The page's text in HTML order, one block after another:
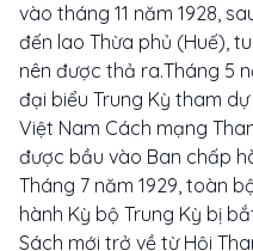
vào tháng 11 năm 1928,
đến lao Thừa phủ (Huế),
nên được thả ra.Tháng 5
đại biểu Trung Kỳ tham
Việt Nam Cách mạng
được bầu vào Ban chấp
Tháng 7 năm 1929, toàn
hành Kỳ bộ Trung Kỳ bị
Sách mới trở về từ Hội